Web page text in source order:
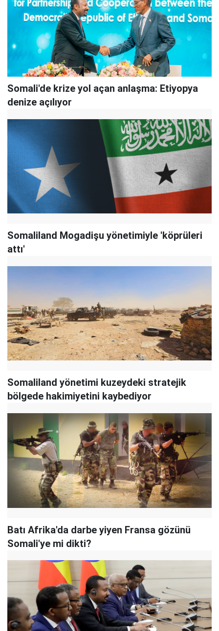
Somali'de krize yol açan anlaşma: Etiyopya
denize açılıyor
Somaliland Mogadişu yönetimiyle 'köprüleri
attı'
Somaliland yönetimi kuzeydeki stratejik
bölgede hakimiyetini kaybediyor
Batı Afrika'da darbe yiyen Fransa gözünü
Somali'ye mi dikti?